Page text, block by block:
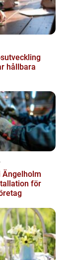
hållbara
Ängelholm
för